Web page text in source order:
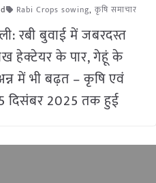
Rabi Crops sowing, कृषि समाचार
रबी बुवाई में जबरदस्त
हेक्टेयर के पार, गेहूं के
में भी बढ़त – कृषि एवं
दिसंबर 2025 तक हुई